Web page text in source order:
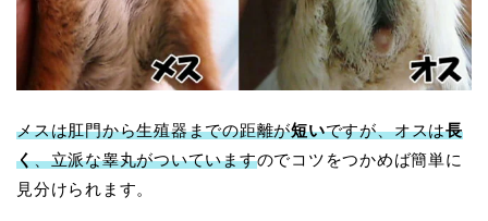
メスは肛門から生殖器までの距離が短いですが、オスは長
く、立派な睾丸がついていますのでコツをつかめば簡単に
見分けられます。